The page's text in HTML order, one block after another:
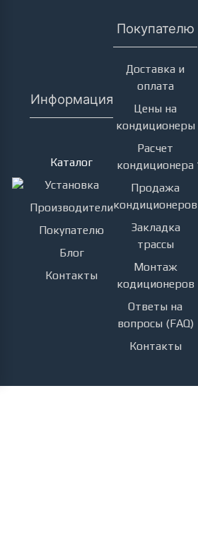
Информация
Каталог
Установка
Производители
Покупателю
Блог
Контакты
Покупателю
Доставка и
оплата
Цены на
кондиционеры
Расчет
кондиционера
Продажа
кондиционеров
Закладка
трассы
Монтаж
кодиционеров
Ответы на
вопросы (FAQ)
Контакты